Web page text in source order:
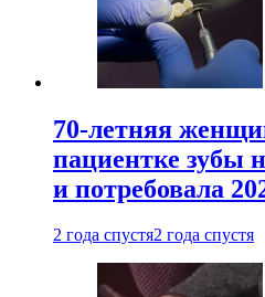
70-летняя
пациентке зубы
и потребовала
2 года спустя2 года спустя